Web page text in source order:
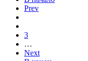
Prev
3
…
Next